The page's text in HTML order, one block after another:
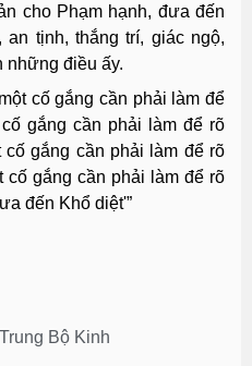
cho Phạm hạnh, đưa đến
an tịnh, thắng trí, giác ngộ,
những điều ấy.
cố gắng cần phải làm để
gắng cần phải làm để rõ
cố gắng cần phải làm để rõ
cố gắng cần phải làm để rõ
đến Khổ diệt'”
Bộ Kinh